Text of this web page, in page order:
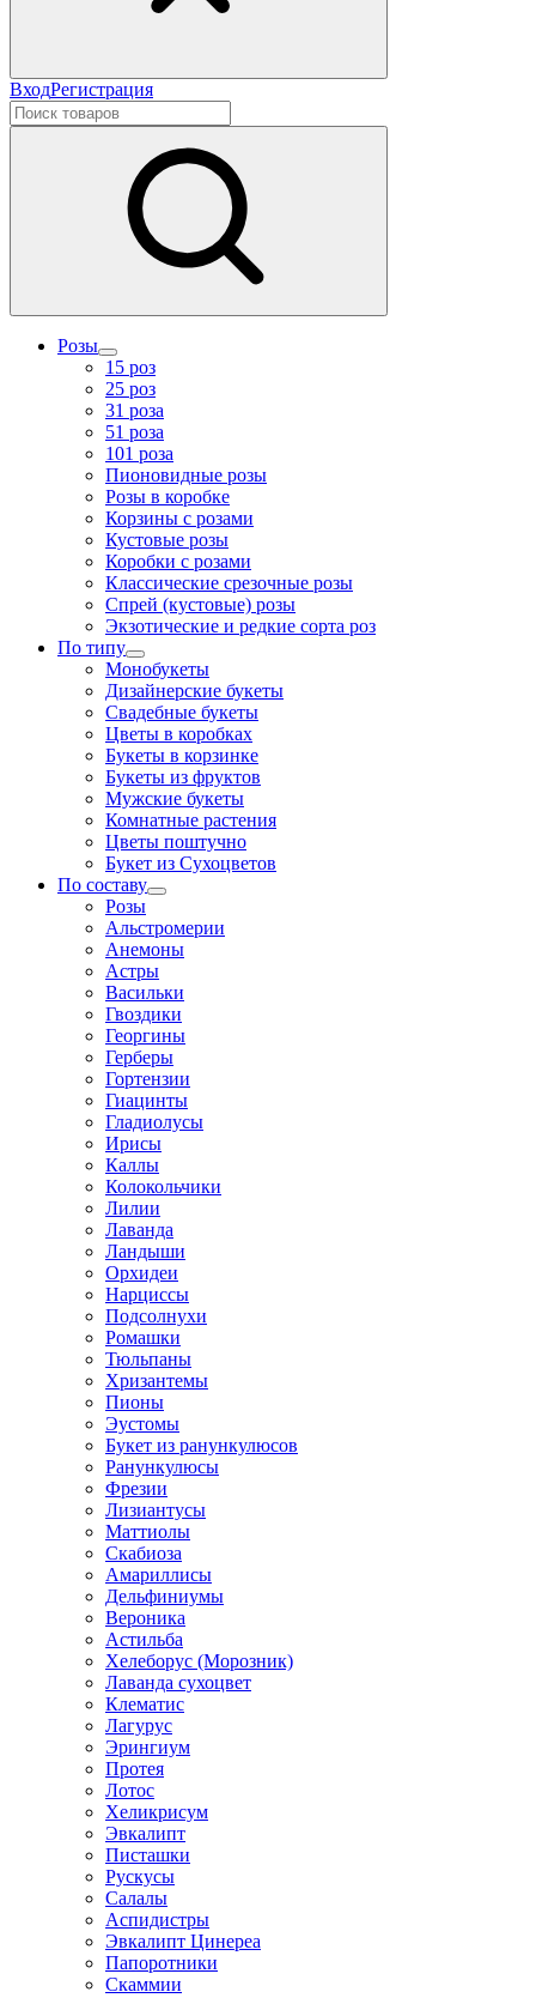
ВходРегистрация
Розы
15 роз
25 роз
31 роза
51 роза
101 роза
Пионовидные розы
Розы в коробке
Корзины с розами
Кустовые розы
Коробки с розами
Классические срезочные розы
Спрей (кустовые) розы
Экзотические и редкие сорта роз
По типу
Монобукеты
Дизайнерские букеты
Свадебные букеты
Цветы в коробках
Букеты в корзинке
Букеты из фруктов
Мужские букеты
Комнатные растения
Цветы поштучно
Букет из Сухоцветов
По составу
Розы
Альстромерии
Анемоны
Астры
Васильки
Гвоздики
Георгины
Герберы
Гортензии
Гиацинты
Гладиолусы
Ирисы
Каллы
Колокольчики
Лилии
Лаванда
Ландыши
Орхидеи
Нарциссы
Подсолнухи
Ромашки
Тюльпаны
Хризантемы
Пионы
Эустомы
Букет из ранункулюсов
Ранункулюсы
Фрезии
Лизиантусы
Маттиолы
Скабиоза
Амариллисы
Дельфиниумы
Вероника
Астильба
Хелеборус (Морозник)
Лаванда сухоцвет
Клематис
Лагурус
Эрингиум
Протея
Лотос
Хеликрисум
Эвкалипт
Писташки
Рускусы
Салалы
Аспидистры
Эвкалипт Цинереа
Папоротники
Скаммии